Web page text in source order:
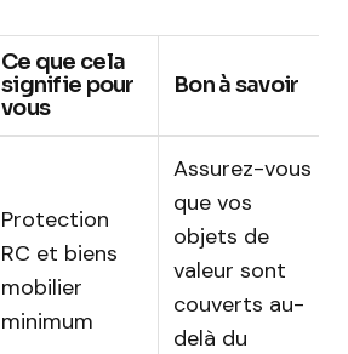
Ce que cela
signifie pour
vous
Bon à savoir
Protection
RC et biens
mobilier
minimum
Assurez-vous
que vos
objets de
valeur sont
couverts au-
delà du